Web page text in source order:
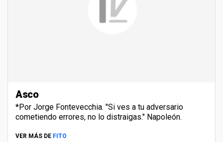
Asco
*Por Jorge Fontevecchia. "Si ves a tu adversario
cometiendo errores, no lo distraigas." Napoleón.
VER MÁS DE FITO